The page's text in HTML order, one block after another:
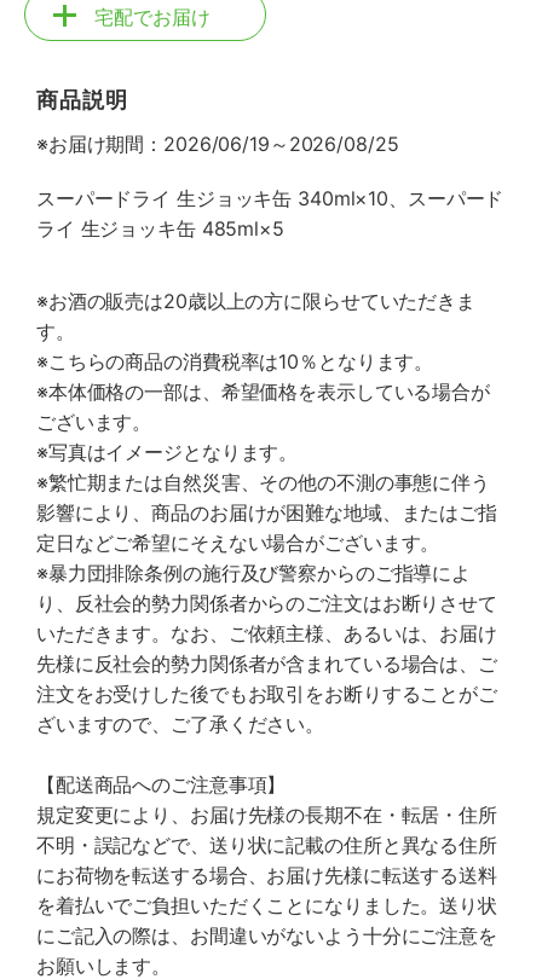
宅配でお届け
商品説明
※お届け期間：2026/06/19～2026/08/25
スーパードライ 生ジョッキ缶 340ml×10、スーパード
ライ 生ジョッキ缶 485ml×5
※お酒の販売は20歳以上の方に限らせていただきま
す。
※こちらの商品の消費税率は10％となります。
※本体価格の一部は、希望価格を表示している場合が
ございます。
※写真はイメージとなります。
※繁忙期または自然災害、その他の不測の事態に伴う
影響により、商品のお届けが困難な地域、またはご指
定日などご希望にそえない場合がございます。
※暴力団排除条例の施行及び警察からのご指導によ
り、反社会的勢力関係者からのご注文はお断りさせて
いただきます。なお、ご依頼主様、あるいは、お届け
先様に反社会的勢力関係者が含まれている場合は、ご
注文をお受けした後でもお取引をお断りすることがご
ざいますので、ご了承ください。
【配送商品へのご注意事項】
規定変更により、お届け先様の長期不在・転居・住所
不明・誤記などで、送り状に記載の住所と異なる住所
にお荷物を転送する場合、お届け先様に転送する送料
を着払いでご負担いただくことになりました。送り状
にご記入の際は、お間違いがないよう十分にご注意を
お願いします。